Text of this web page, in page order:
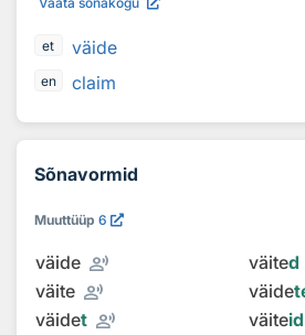
et väide
en claim
Sõnavormid
Muuttüüp 6
väide record_voice_over väited
väite record_voice_over väide
väidet record_voice_over väiteid